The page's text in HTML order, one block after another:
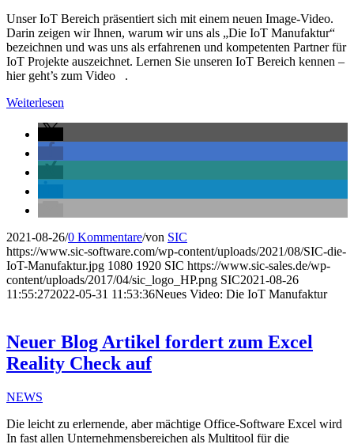
Unser IoT Bereich präsentiert sich mit einem neuen Image-Video.
Darin zeigen wir Ihnen, warum wir uns als „Die IoT Manufaktur“
bezeichnen und was uns als erfahrenen und kompetenten Partner für
IoT Projekte auszeichnet. Lernen Sie unseren IoT Bereich kennen –
hier geht’s zum Video .
Weiterlesen
2021-08-26/0 Kommentare/von SIC
https://www.sic-software.com/wp-content/uploads/2021/08/SIC-die-
IoT-Manufaktur.jpg 1080 1920 SIC https://www.sic-sales.de/wp-
content/uploads/2017/04/sic_logo_HP.png SIC2021-08-26
11:55:272022-05-31 11:53:36Neues Video: Die IoT Manufaktur
Neuer Blog Artikel fordert zum Excel
Reality Check auf
NEWS
Die leicht zu erlernende, aber mächtige Office-Software Excel wird
In fast allen Unternehmensbereichen als Multitool für die